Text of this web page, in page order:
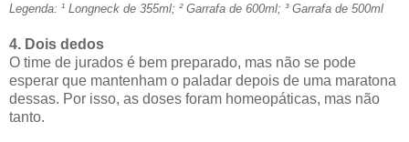
Legenda: ¹ Longneck de 355ml; ² Garrafa de 600ml; ³ Garrafa de 500ml
4. Dois dedos
O time de jurados é bem preparado, mas não se pode
esperar que mantenham o paladar depois de uma maratona
dessas. Por isso, as doses foram homeopáticas, mas não
tanto.